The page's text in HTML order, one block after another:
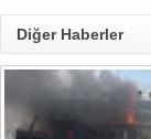
Diğer Haberler